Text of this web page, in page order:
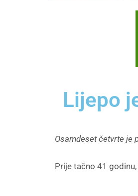
Lijepo
Osamdeset četvrte je
Prije tačno 41